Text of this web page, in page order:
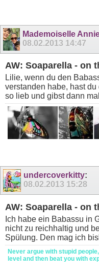
Mademoiselle
08.02.2013 14:47
AW: Soaparella - on
Lilie, wenn du den
verstanden habe, hast
so lieb und gibst dann
undercoverkitty:
08.02.2013 15:28
AW: Soaparella - on
Ich habe ein Babassu in
nicht zu reichhaltig und
Spülung. Den mag ich
Never argue with stupid
level and then beat you with